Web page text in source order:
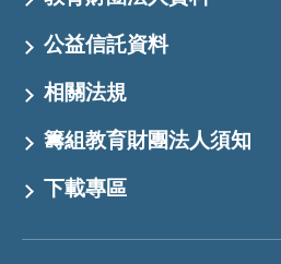
公益信託資料
相關法規
籌組教育財團法人須知
下載專區